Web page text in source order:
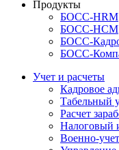
Продукты
БОСС-HRM
БОСС-HCM
БОСС-
БОСС-
Учет и расчеты
Кадровое
Табельный
Расчет
Налоговый
Военно-